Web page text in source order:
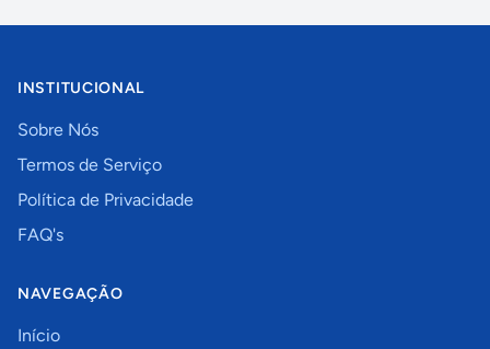
INSTITUCIONAL
Sobre Nós
Termos de Serviço
Política de Privacidade
FAQ's
NAVEGAÇÃO
Início